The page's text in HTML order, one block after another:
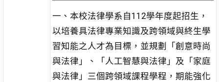
一、本校法律學系自112學年度起招生，
以培養具法律專業知識及跨領域與終生學
習知能之人才為目標，並規劃「創意時尚
與法律」、「人工智慧與法律」及「家庭
與法律」三個跨領域課程學程，期能強化